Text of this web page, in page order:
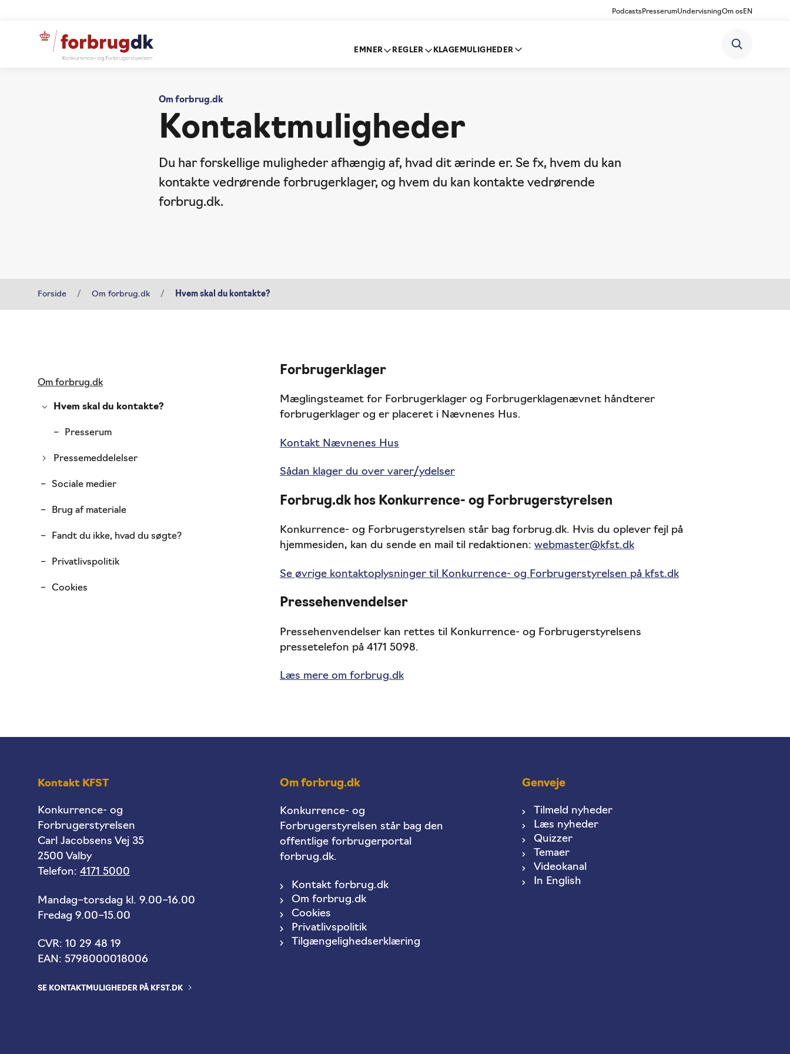
PodcastsPresserumUndervisningOm osEN
EMNER REGLER KLAGEMULIGHEDER
Om forbrug.dk
Kontaktmuligheder
Du har forskellige muligheder afhængig af, hvad dit ærinde er. Se fx, hvem du kan
kontakte vedrørende forbrugerklager, og hvem du kan kontakte vedrørende
forbrug.dk.
Forside Om forbrug.dk Hvem skal du kontakte?
til
Om forbrug.dk
Hvem skal du kontakte?
Presserum
Pressemeddelelser
Sociale medier
Brug af materiale
Fandt du ikke, hvad du søgte?
Privatlivspolitik
Cookies
Forbrugerklager
Mæglingsteamet for Forbrugerklager og Forbrugerklagenævnet håndterer
forbrugerklager og er placeret i Nævnenes Hus.
Kontakt Nævnenes Hus
Sådan klager du over varer/ydelser
Forbrug.dk hos Konkurrence- og Forbrugerstyrelsen
Konkurrence- og Forbrugerstyrelsen står bag forbrug.dk. Hvis du oplever fejl på
hjemmesiden, kan du sende en mail til redaktionen: webmaster@kfst.dk
Se øvrige kontaktoplysninger til Konkurrence- og Forbrugerstyrelsen på kfst.dk
Pressehenvendelser
Pressehenvendelser kan rettes til Konkurrence- og Forbrugerstyrelsens
pressetelefon på 4171 5098.
Læs mere om forbrug.dk
Kontakt KFST
Konkurrence- og
Forbrugerstyrelsen
Carl Jacobsens Vej 35
2500 Valby
Telefon: 4171 5000
Mandag–torsdag kl. 9.00–16.00
Fredag 9.00–15.00
CVR: 10 29 48 19
EAN: 5798000018006
SE KONTAKTMULIGHEDER PÅ KFST.DK
Om forbrug.dk
Konkurrence- og
Forbrugerstyrelsen står bag den
offentlige forbrugerportal
forbrug.dk.
Kontakt forbrug.dk
Om forbrug.dk
Cookies
Privatlivspolitik
Tilgængelighedserklæring
Genveje
Tilmeld nyheder
Læs nyheder
Quizzer
Temaer
Videokanal
In English